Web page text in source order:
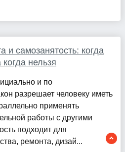
и самозанятость: когда
нельзя
и по
разрешает человеку иметь
применять
работы с другими
подходит для
ремонта, дизай...